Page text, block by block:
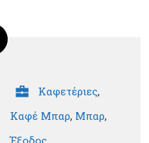
Καφετέριες,
Καφέ Μπαρ, Μπαρ,